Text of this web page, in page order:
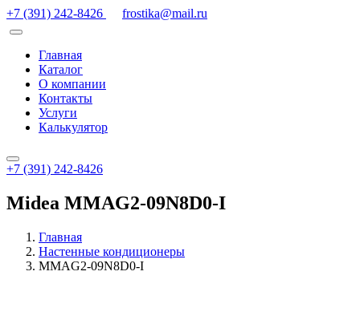
+7 (391) 242-8426 frostika@mail.ru
Главная
Каталог
О компании
Контакты
Услуги
Калькулятор
+7 (391) 242-8426
Midea MMAG2-09N8D0-I
Главная
Настенные кондиционеры
MMAG2-09N8D0-I